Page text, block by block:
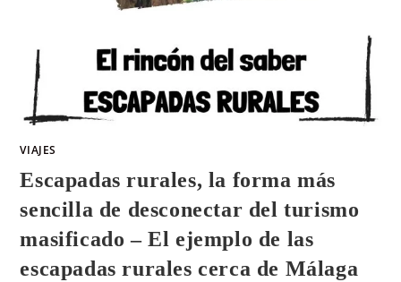
VIAJES
Escapadas rurales, la forma más
sencilla de desconectar del turismo
masificado – El ejemplo de las
escapadas rurales cerca de Málaga